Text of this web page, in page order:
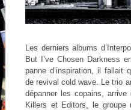
Les derniers albums
But I’ve Chosen Darkness
panne d’inspiration, il fallait
de revival cold wave. Le trio
dépanner les copains,
Killers et Editors, le groupe